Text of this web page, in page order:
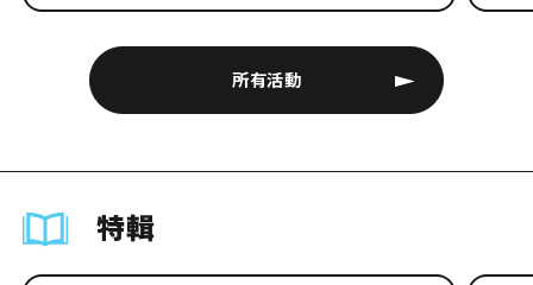
所有活動
特輯